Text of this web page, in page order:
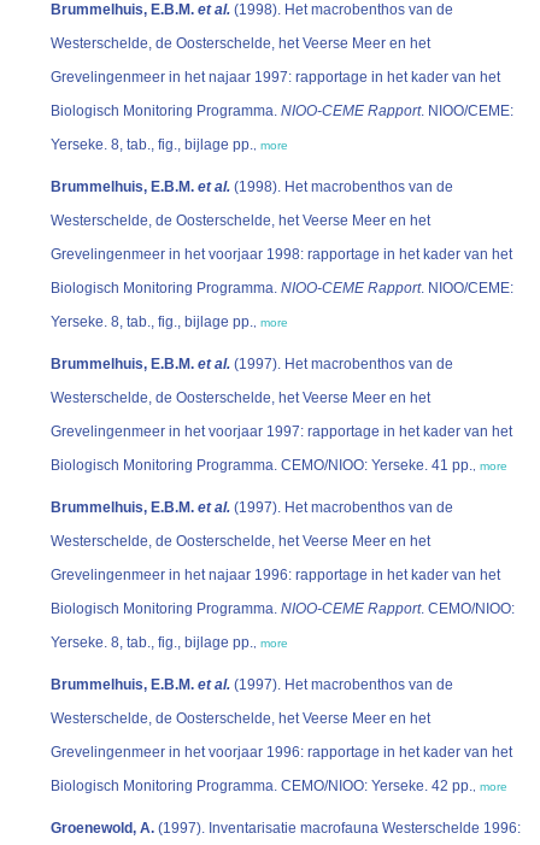
Brummelhuis, E.B.M. et al. (1998). Het macrobenthos van de
Westerschelde, de Oosterschelde, het Veerse Meer en het
Grevelingenmeer in het najaar 1997: rapportage in het kader van het
Biologisch Monitoring Programma. NIOO-CEME Rapport. NIOO/CEME:
Yerseke. 8, tab., fig., bijlage pp., more
Brummelhuis, E.B.M. et al. (1998). Het macrobenthos van de
Westerschelde, de Oosterschelde, het Veerse Meer en het
Grevelingenmeer in het voorjaar 1998: rapportage in het kader van het
Biologisch Monitoring Programma. NIOO-CEME Rapport. NIOO/CEME:
Yerseke. 8, tab., fig., bijlage pp., more
Brummelhuis, E.B.M. et al. (1997). Het macrobenthos van de
Westerschelde, de Oosterschelde, het Veerse Meer en het
Grevelingenmeer in het voorjaar 1997: rapportage in het kader van het
Biologisch Monitoring Programma. CEMO/NIOO: Yerseke. 41 pp., more
Brummelhuis, E.B.M. et al. (1997). Het macrobenthos van de
Westerschelde, de Oosterschelde, het Veerse Meer en het
Grevelingenmeer in het najaar 1996: rapportage in het kader van het
Biologisch Monitoring Programma. NIOO-CEME Rapport. CEMO/NIOO:
Yerseke. 8, tab., fig., bijlage pp., more
Brummelhuis, E.B.M. et al. (1997). Het macrobenthos van de
Westerschelde, de Oosterschelde, het Veerse Meer en het
Grevelingenmeer in het voorjaar 1996: rapportage in het kader van het
Biologisch Monitoring Programma. CEMO/NIOO: Yerseke. 42 pp., more
Groenewold, A. (1997). Inventarisatie macrofauna Westerschelde 1996: